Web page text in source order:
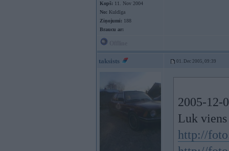
Kopš: 11. Nov 2004
No: Kuldīga
Ziņojumi: 188
Braucu ar:
taksists 01. Dec 2005, 09:39
2005-12-
Luk
http://